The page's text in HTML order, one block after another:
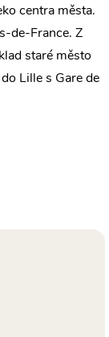
centra města.
de-France. Z
staré město
Lille s Gare de